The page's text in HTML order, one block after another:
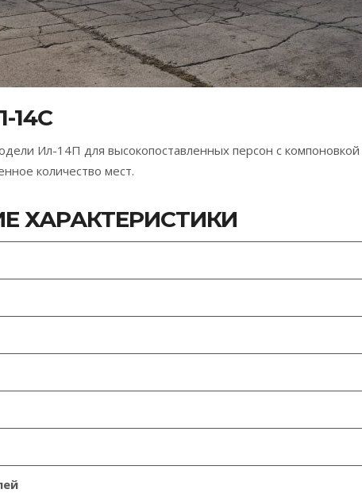
14С
Ил-14П для высокопоставленных персон с
количество мест.
ХАРАКТЕРИСТИКИ